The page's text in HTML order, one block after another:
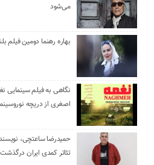
می‌شود
بهاره رهنما دومین فیلم
نگاهی به فیلم سینمایی
اصغری از دریچه
حمیدرضا ساعتچی،
تئاتر کمدی ایران درگذشت